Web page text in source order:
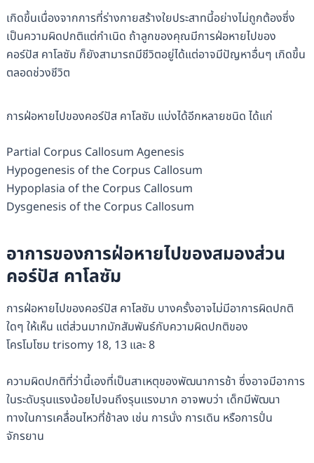
เกิดขึ้นเนื่องจากการที่ร่างกายสร้างใยประสาทนี้อย่างไม่ถูกต้องซึ่ง
เป็นความผิดปกติแต่กำเนิด ถ้าลูกของคุณมีการฝ่อหายไปของ
คอร์ปัส คาโลซัม ก็ยังสามารถมีชีวิตอยู่ได้แต่อาจมีปัญหาอื่นๆ เกิดขึ้น
ตลอดช่วงชีวิต
การฝ่อหายไปของคอร์ปัส คาโลซัม แบ่งได้อีกหลายชนิด ได้แก่
Partial Corpus Callosum Agenesis
Hypogenesis of the Corpus Callosum
Hypoplasia of the Corpus Callosum
Dysgenesis of the Corpus Callosum
อาการของการฝ่อหายไปของสมองส่วน
คอร์ปัส คาโลซัม
การฝ่อหายไปของคอร์ปัส คาโลซัม บางครั้งอาจไม่มีอาการผิดปกติ
ใดๆ ให้เห็น แต่ส่วนมากมักสัมพันธ์กับความผิดปกติของ
โครโมโซม trisomy 18, 13 และ 8
ความผิดปกติที่ว่านี้เองที่เป็นสาเหตุของพัฒนาการช้า ซึ่งอาจมีอาการ
ในระดับรุนแรงน้อยไปจนถึงรุนแรงมาก อาจพบว่า เด็กมีพัฒนา
ทางในการเคลื่อนไหวที่ช้าลง เช่น การนั่ง การเดิน หรือการปั่น
จักรยาน